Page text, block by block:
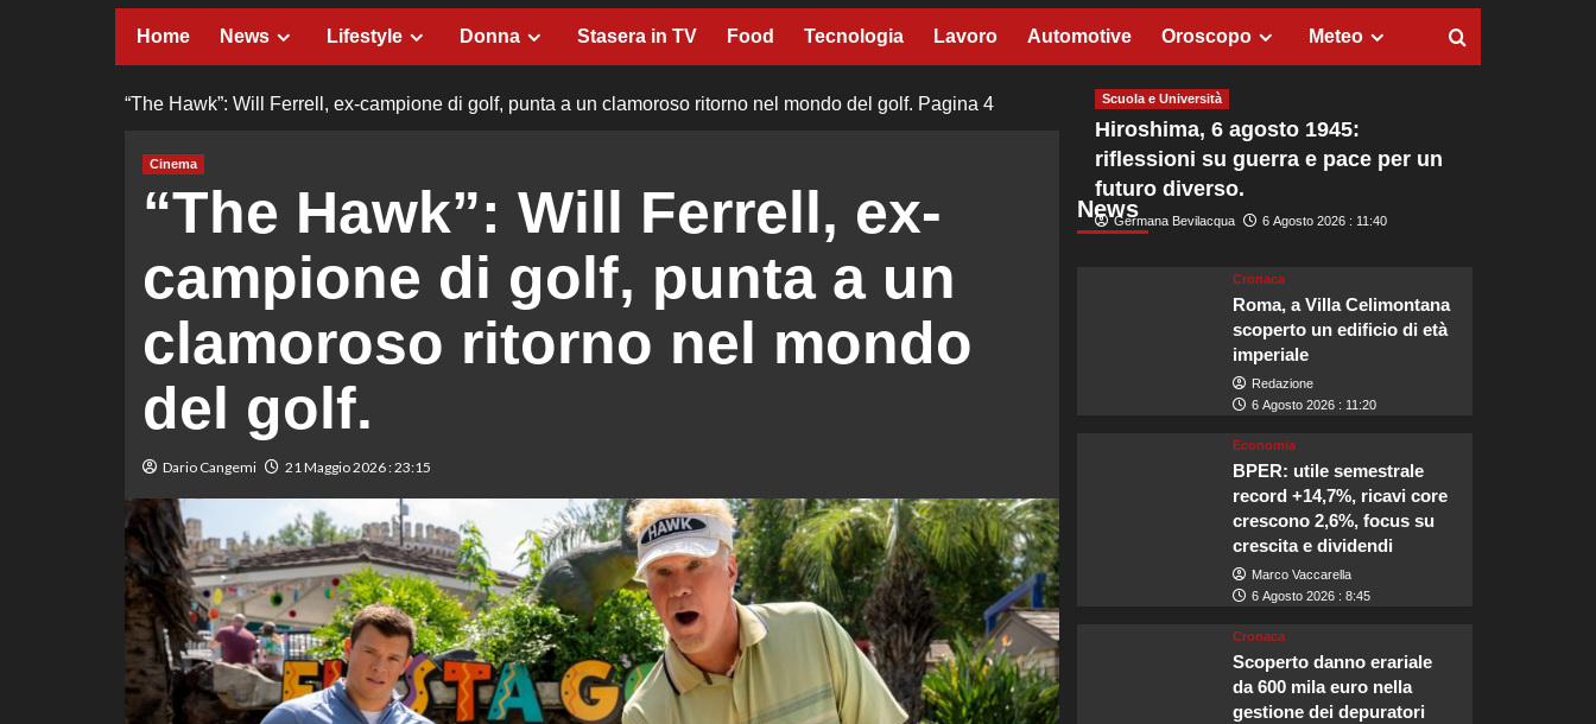
Home News Lifestyle Donna Stasera in TV Food Tecnologia Lavoro Automotive Oroscopo Meteo
“The Hawk”: Will Ferrell, ex-campione di golf, punta a un clamoroso ritorno nel mondo del golf. Pagina 4
Cinema
“The Hawk”: Will Ferrell, ex-
campione di golf, punta a un
clamoroso ritorno nel mondo
del golf.
Dario Cangemi 21 Maggio 2026 : 23:15
News
Scuola e Università
Hiroshima, 6 agosto 1945:
riflessioni su guerra e pace per un
futuro diverso.
Germana Bevilacqua 6 Agosto 2026 : 11:40
Cronaca
Roma, a Villa Celimontana
scoperto un edificio di età
imperiale
Redazione
6 Agosto 2026 : 11:20
Economia
BPER: utile semestrale
record +14,7%, ricavi core
crescono 2,6%, focus su
crescita e dividendi
Marco Vaccarella
6 Agosto 2026 : 8:45
Cronaca
Scoperto danno erariale
da 600 mila euro nella
gestione dei depuratori